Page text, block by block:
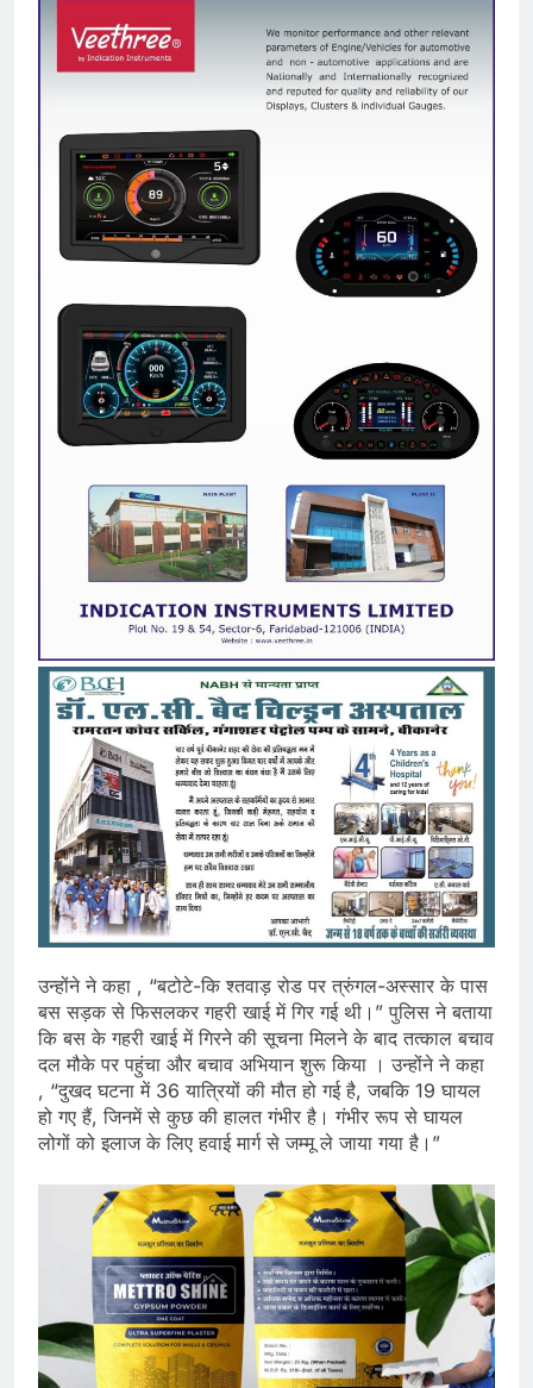
उन्होंने ने कहा , “बटोटे-कि श्तवाड़ रोड पर त्रुंगल-अस्सार के पास
बस सड़क से फिसलकर गहरी खाई में गिर गई थी।” पुलिस ने बताया
कि बस के गहरी खाई में गिरने की सूचना मिलने के बाद तत्काल बचाव
दल मौके पर पहुंचा और बचाव अभियान शुरू किया । उन्होंने ने कहा
, “दुखद घटना में 36 यात्रियों की मौत हो गई है, जबकि 19 घायल
हो गए हैं, जिनमें से कुछ की हालत गंभीर है। गंभीर रूप से घायल
लोगों को इलाज के लिए हवाई मार्ग से जम्मू ले जाया गया है।”